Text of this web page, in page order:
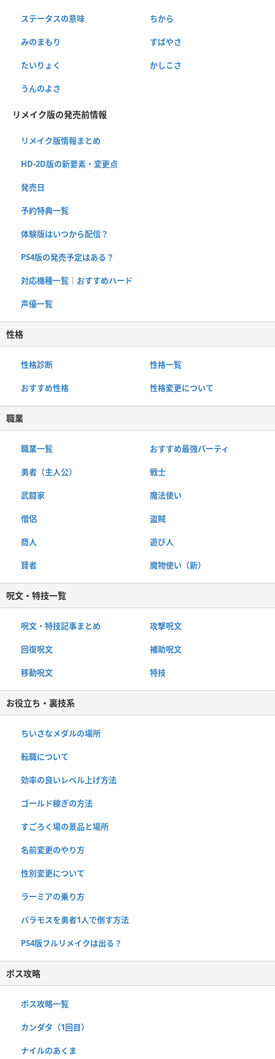
ステータスの意味 ちから
みのまもり すばやさ
たいりょく かしこさ
うんのよさ
リメイク版の発売前情報
リメイク版情報まとめ
HD-2D版の新要素・変更点
発売日
予約特典一覧
体験版はいつから配信？
PS4版の発売予定はある？
対応機種一覧｜おすすめハード
声優一覧
性格
性格診断 性格一覧
おすすめ性格 性格変更について
職業
職業一覧 おすすめ最強パーティ
勇者（主人公） 戦士
武闘家 魔法使い
僧侶 盗賊
商人 遊び人
賢者 魔物使い（新）
呪文・特技一覧
呪文・特技記事まとめ 攻撃呪文
回復呪文 補助呪文
移動呪文 特技
お役立ち・裏技系
ちいさなメダルの場所
転職について
効率の良いレベル上げ方法
ゴールド稼ぎの方法
すごろく場の景品と場所
名前変更のやり方
性別変更について
ラーミアの乗り方
バラモスを勇者1人で倒す方法
PS4版フルリメイクは出る？
ボス攻略
ボス攻略一覧
カンダタ（1回目）
ナイルのあくま